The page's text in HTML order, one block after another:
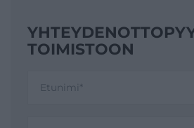
TOIMISTOON